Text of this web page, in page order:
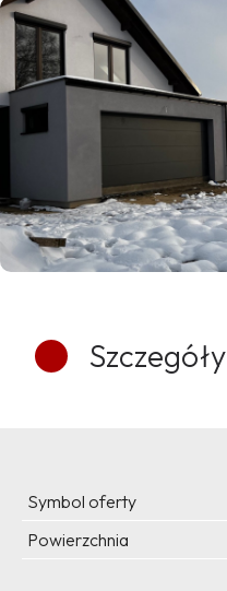
Szczegóły
Symbol oferty
Powierzchnia